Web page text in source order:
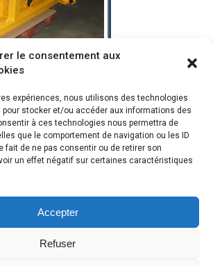
le consentement aux
expériences, nous utilisons des technologies
stocker et/ou accéder aux informations des
à ces technologies nous permettra de
que le comportement de navigation ou les ID
fait de ne pas consentir ou de retirer son
un effet négatif sur certaines caractéristiques
Accepter
Refuser
conçue pour remplir
au moyen d'un vérin
groupe hydro-
mécaniques réglables
les différentes
Pour vos besoins
-Politique de confidentialité